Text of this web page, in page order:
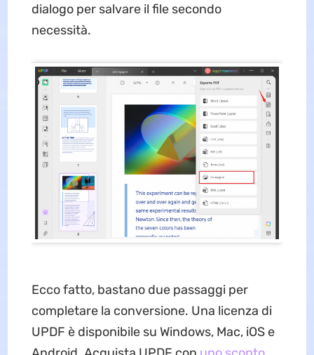
dialogo per salvare il file secondo
necessità.
Ecco fatto, bastano due passaggi per
completare la conversione. Una licenza di
UPDF è disponibile su Windows, Mac, iOS e